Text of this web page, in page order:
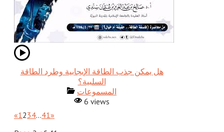
هل يمكن جذب الطاقة الإيجابية وطرد الطاقة
المسموعات
6 views
«1234…41»